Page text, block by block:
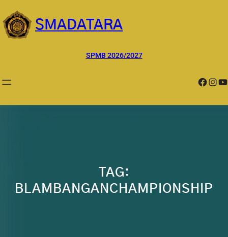
ke
konten
SMADATARA
SPMB 2026/2027
Facebook InstagramYouTube
TAG:
BLAMBANGANCHAMPIONSHIP